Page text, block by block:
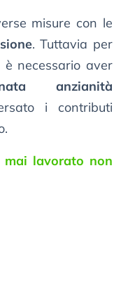
misure con le
. Tuttavia per
necessario aver
anzianità
i contributi
lavorato non